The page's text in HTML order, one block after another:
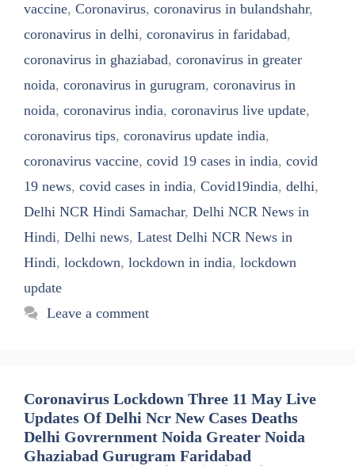
vaccine, Coronavirus, coronavirus in bulandshahr,
coronavirus in delhi, coronavirus in faridabad,
coronavirus in ghaziabad, coronavirus in greater
noida, coronavirus in gurugram, coronavirus in
noida, coronavirus india, coronavirus live update,
coronavirus tips, coronavirus update india,
coronavirus vaccine, covid 19 cases in india, covid
19 news, covid cases in india, Covid19india, delhi,
Delhi NCR Hindi Samachar, Delhi NCR News in
Hindi, Delhi news, Latest Delhi NCR News in
Hindi, lockdown, lockdown in india, lockdown
update
Leave a comment
Coronavirus Lockdown Three 11 May Live
Updates Of Delhi Ncr New Cases Deaths
Delhi Govrernment Noida Greater Noida
Ghaziabad Gurugram Faridabad